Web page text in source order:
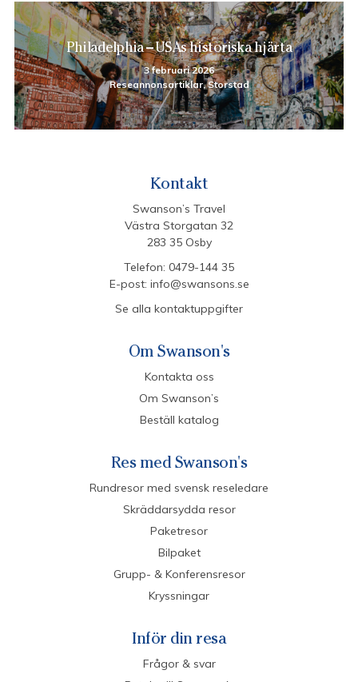
Philadelphia – USAs historiska hjärta
3 februari 2026
Reseannonsartiklar, Storstad
Kontakt
Swanson’s Travel
Västra Storgatan 32
283 35 Osby
Telefon: 0479-144 35
E-post: info@swansons.se
Se alla kontaktuppgifter
Om Swanson's
Kontakta oss
Om Swanson’s
Beställ katalog
Res med Swanson's
Rundresor med svensk reseledare
Skräddarsydda resor
Paketresor
Bilpaket
Grupp- & Konferensresor
Kryssningar
Inför din resa
Frågor & svar